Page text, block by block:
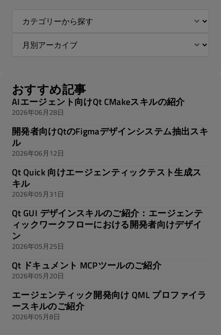
おすすめ記事
AIエージェント向けQt CMakeスキルの紹介
2026年06月28日
開発者向けQtのFigmaデザインシステム抽出スキ
ル
2026年06月12日
Qt Quick 向けエージェンティックテスト生成ス
キル
2026年05月31日
Qt GUI デザインスキルのご紹介：エージェンテ
ィックワークフローにおける開発者向けデザイ
ン
2026年05月25日
Qt ドキュメント MCPツールのご紹介
2026年05月20日
エージェンティック開発向け QML プロファイラ
ースキルのご紹介
2026年05月8日